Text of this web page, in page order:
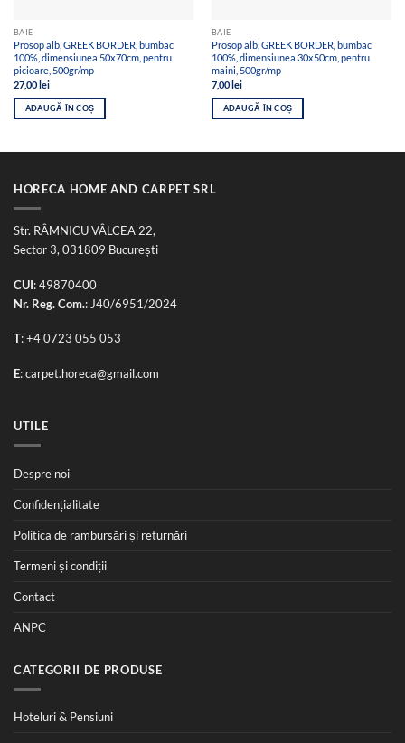
BAIE
Prosop alb, GREEK BORDER, bumbac
100%, dimensiunea 50x70cm, pentru
picioare, 500gr/mp
27,00 lei
ADAUGĂ ÎN COȘ
BAIE
Prosop alb, GREEK BORDER, bumbac
100%, dimensiunea 30x50cm, pentru
maini, 500gr/mp
7,00 lei
ADAUGĂ ÎN COȘ
HORECA HOME AND CARPET SRL
Str. RÂMNICU VÂLCEA 22,
Sector 3, 031809 București
CUI: 49870400
Nr. Reg. Com.: J40/6951/2024
T:+4 0723 055 053
E:carpet.horeca@gmail.com
UTILE
Despre noi
Confidențialitate
Politica de rambursări și returnări
Termeni și condiții
Contact
ANPC
CATEGORII DE PRODUSE
Hoteluri & Pensiuni